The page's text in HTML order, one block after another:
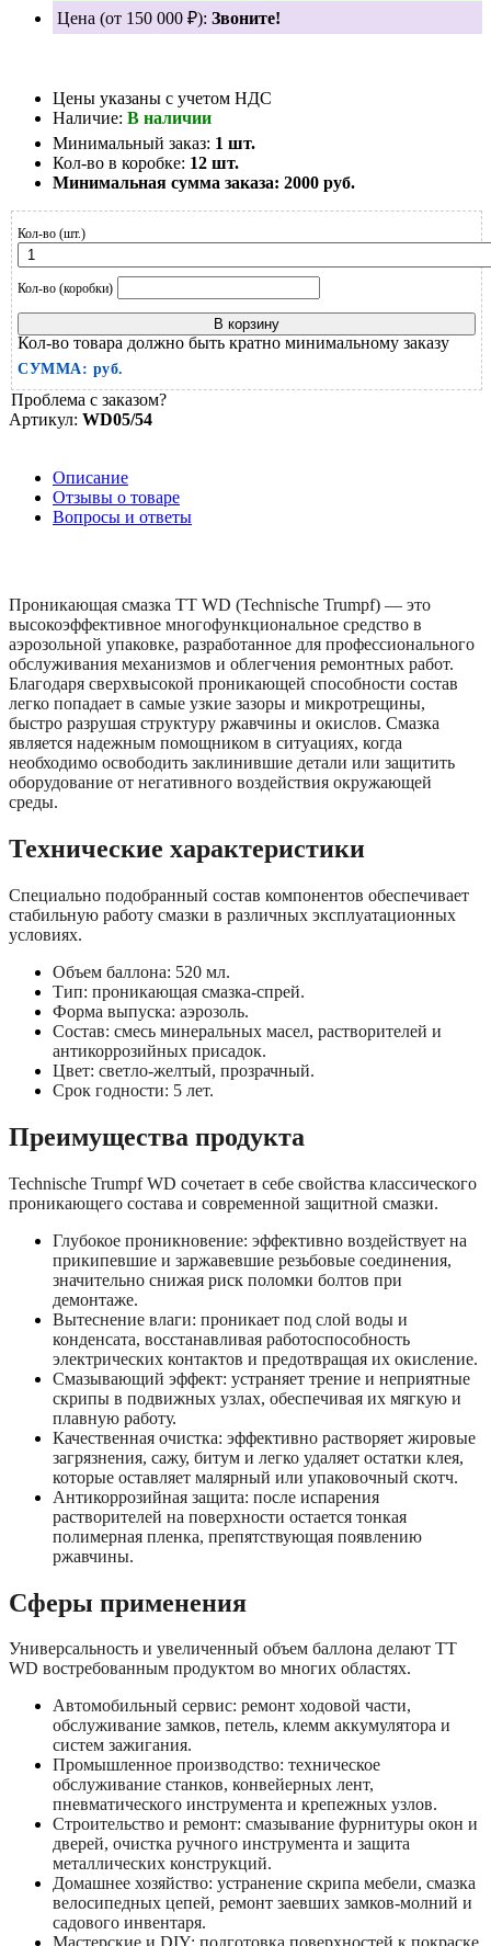
Цена (от 150 000 ₽): Звоните!
Цены указаны с учетом НДС
Наличие: В наличии
Минимальный заказ: 1 шт.
Кол-во в коробке: 12 шт.
Минимальная сумма заказа: 2000 руб.
Кол-во (шт.)
Кол-во (коробки)
В корзину
Кол-во товара должно быть кратно минимальному заказу
СУММА: руб.
Проблема с заказом?
Артикул: WD05/54
Описание
Отзывы о товаре
Вопросы и ответы
Проникающая смазка TT WD (Technische Trumpf) — это
высокоэффективное многофункциональное средство в
аэрозольной упаковке, разработанное для профессионального
обслуживания механизмов и облегчения ремонтных работ.
Благодаря сверхвысокой проникающей способности состав
легко попадает в самые узкие зазоры и микротрещины,
быстро разрушая структуру ржавчины и окислов. Смазка
является надежным помощником в ситуациях, когда
необходимо освободить заклинившие детали или защитить
оборудование от негативного воздействия окружающей
среды.
Технические характеристики
Специально подобранный состав компонентов обеспечивает
стабильную работу смазки в различных эксплуатационных
условиях.
Объем баллона: 520 мл.
Тип: проникающая смазка-спрей.
Форма выпуска: аэрозоль.
Состав: смесь минеральных масел, растворителей и
антикоррозийных присадок.
Цвет: светло-желтый, прозрачный.
Срок годности: 5 лет.
Преимущества продукта
Technische Trumpf WD сочетает в себе свойства классического
проникающего состава и современной защитной смазки.
Глубокое проникновение: эффективно воздействует на
прикипевшие и заржавевшие резьбовые соединения,
значительно снижая риск поломки болтов при
демонтаже.
Вытеснение влаги: проникает под слой воды и
конденсата, восстанавливая работоспособность
электрических контактов и предотвращая их окисление.
Смазывающий эффект: устраняет трение и неприятные
скрипы в подвижных узлах, обеспечивая их мягкую и
плавную работу.
Качественная очистка: эффективно растворяет жировые
загрязнения, сажу, битум и легко удаляет остатки клея,
которые оставляет малярный или упаковочный скотч.
Антикоррозийная защита: после испарения
растворителей на поверхности остается тонкая
полимерная пленка, препятствующая появлению
ржавчины.
Сферы применения
Универсальность и увеличенный объем баллона делают TT
WD востребованным продуктом во многих областях.
Автомобильный сервис: ремонт ходовой части,
обслуживание замков, петель, клемм аккумулятора и
систем зажигания.
Промышленное производство: техническое
обслуживание станков, конвейерных лент,
пневматического инструмента и крепежных узлов.
Строительство и ремонт: смазывание фурнитуры окон и
дверей, очистка ручного инструмента и защита
металлических конструкций.
Домашнее хозяйство: устранение скрипа мебели, смазка
велосипедных цепей, ремонт заевших замков-молний и
садового инвентаря.